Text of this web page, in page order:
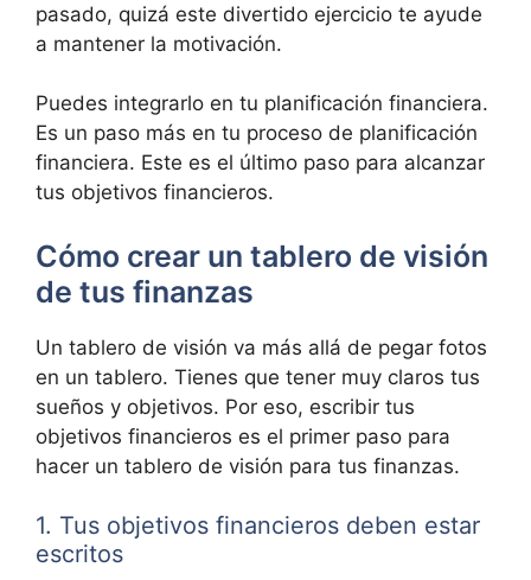
pasado, quizá este divertido ejercicio te ayude
a mantener la motivación.
Puedes integrarlo en tu planificación financiera.
Es un paso más en tu proceso de planificación
financiera. Este es el último paso para alcanzar
tus objetivos financieros.
Cómo crear un tablero de visión
de tus finanzas
Un tablero de visión va más allá de pegar fotos
en un tablero. Tienes que tener muy claros tus
sueños y objetivos. Por eso, escribir tus
objetivos financieros es el primer paso para
hacer un tablero de visión para tus finanzas.
1. Tus objetivos financieros deben estar
escritos